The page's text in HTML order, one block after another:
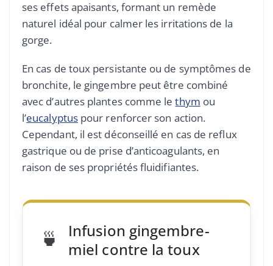
ses effets apaisants, formant un remède
naturel idéal pour calmer les irritations de la
gorge.
En cas de toux persistante ou de symptômes de
bronchite, le gingembre peut être combiné
avec d’autres plantes comme lethym ou
l’eucalyptuspour renforcer son action.
Cependant, il est déconseillé en cas de reflux
gastrique ou de prise d’anticoagulants, en
raison de ses propriétés fluidifiantes.
🍵
Infusion gingembre-
miel contre la toux